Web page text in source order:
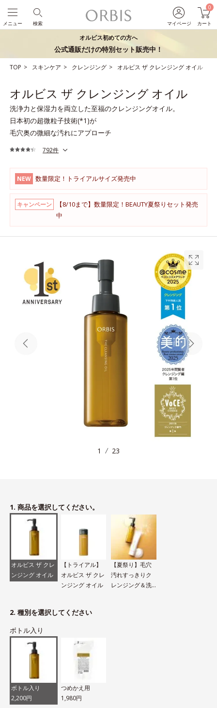
マイページ
0
カート
検索
メニュー
オルビス初めての方へ
公式通販だけの特別セット販売中！
TOP スキンケア クレンジング オルビス ザ クレンジング オイル
オルビス ザ クレンジング オイル
洗浄力と保湿力を両立した至福のクレンジングオイル。
日本初の超微粒子技術(*1)が
毛穴奥の微細な汚れにアプローチ
792件
NEW 数量限定！トライアルサイズ発売中
キャンペーン
【8/10まで】数量限定！BEAUTY夏祭りセット発売
中
1 23
1. 商品を選択してください。
オルビス ザ クレ
ンジング オイル
【トライアル】
オルビス ザ クレ
ンジング オイル
【夏祭り】毛穴
汚れすっきりク
レンジング＆洗
2. 種別を選択してください
ボトル入り
ボトル入り
2,200円
つめかえ用
1,980円